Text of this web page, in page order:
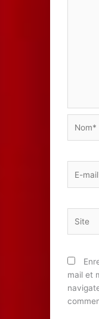
mail*
mail et